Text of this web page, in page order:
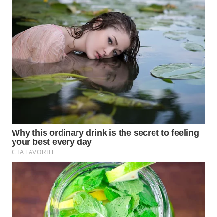
MALUKU
WN
MALUT
WN
DAIRI
DANAU
TOBA
WN
WN
LANGKAT